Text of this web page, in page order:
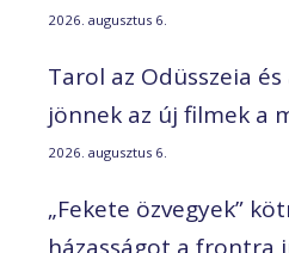
2026. augusztus 6.
Tarol az Odüsszeia
jönnek az új filmek a
2026. augusztus 6.
„Fekete özvegyek”